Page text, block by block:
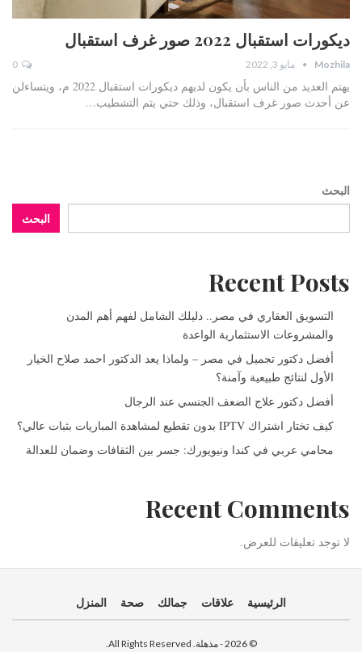
ديكورات استقبال 2022 صور غرف استقبال
Mozhila مايو 3, 2022
يهتم العديد من الناس بأن يكون لديهم ديكورات استقبال 2022 م، ويتساءلن
عن أحدث صور غرف استقبال، وذلك حتي يتم التشطيب…
البحث
البحث
Recent Posts
التسويق العقاري في مصر.. دليلك الشامل لفهم أهم المدن
والمشروعات الاستثمارية الواعدة
أفضل دكتور تجميل في مصر – ولماذا يعد الدكتور احمد صلاح الخيار
الأول لنتائج طبيعية وآمنة؟
أفضل دكتور علاج الضعف الجنسي عند الرجال
كيف تختار اشتراك IPTV بدون تقطيع لمشاهدة المباريات بثبات عالي؟
محامي عربي في كندا ونيويورك: جسر بين الثقافات وضمان للعدالة
Recent Comments
لا توجد تعليقات للعرض.
الرئيسية علاقات جمالك صحة المنزل
© 2026 - مذهلة. All Rights Reserved.